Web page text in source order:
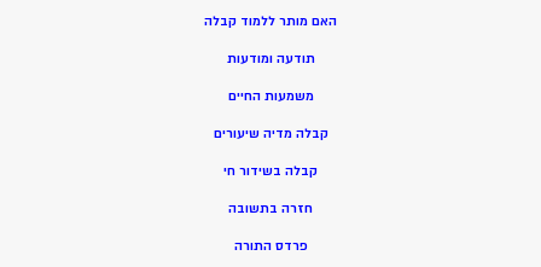
האם מותר ללמוד קבלה
תודעה ומודעות
משמעות החיים
קבלה מדיה שיעורים
קבלה בשידור חי
חזרה בתשובה
פרדס התורה